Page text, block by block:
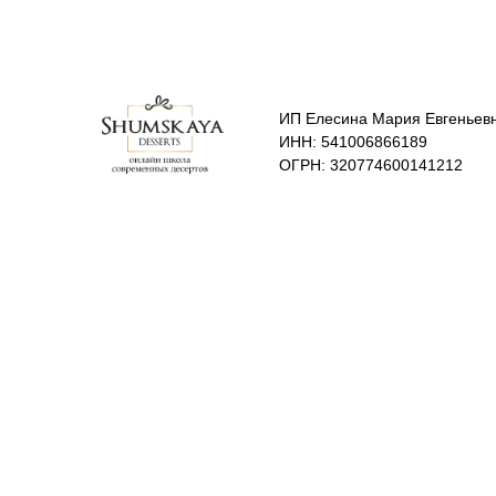
ИП Елесина Мария
ИНН: 541006866189
ОГРН: 320774600141212